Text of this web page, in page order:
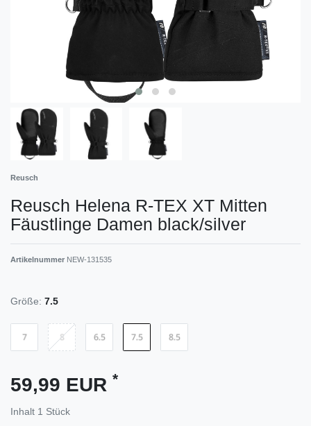
Reusch
Reusch Helena R-TEX XT Mitten
Fäustlinge Damen black/silver
Artikelnummer NEW-131535
Größe: 7.5
59,99 EUR *
Inhalt 1 Stück